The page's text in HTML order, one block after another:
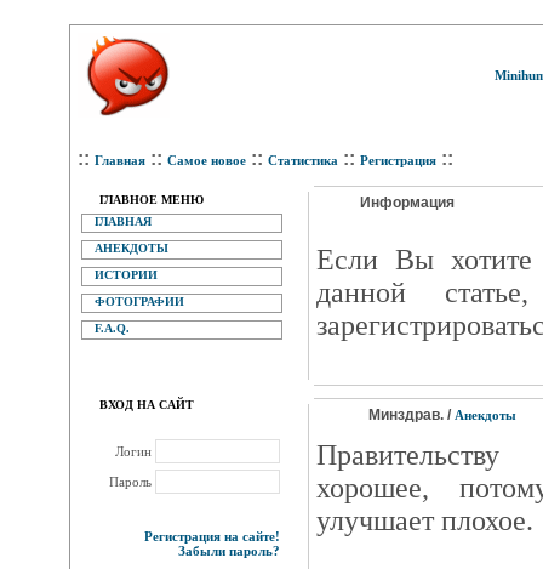
:: Главная :: Самое новое :: Статистика :: Регистрация ::
ГЛАВНОЕ МЕНЮ
ГЛАВНАЯ
АНЕКДОТЫ
ИСТОРИИ
ФОТОГРАФИИ
F.A.Q.
ВХОД НА САЙТ
Логин
Пароль
Регистрация на сайте!
Забыли пароль?
Информация
Eсли Вы хотите
данной
Минздрав. / Анекдоты
хорошее,
улучшает плохое.